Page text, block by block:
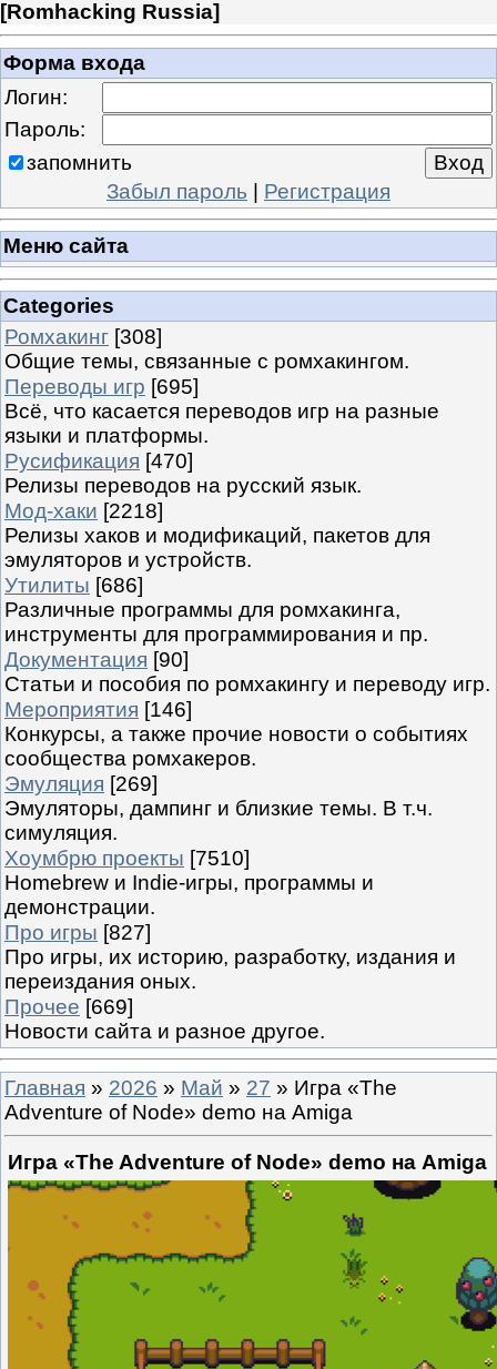
[Romhacking Russia]
Форма входа
Логин:
Пароль:
запомнить
Забыл пароль | Регистрация
Меню сайта
Categories
Ромхакинг [308]
Общие темы, связанные с ромхакингом.
Переводы игр [695]
Всё, что касается переводов игр на разные
языки и платформы.
Русификация [470]
Релизы переводов на русский язык.
Мод-хаки [2218]
Релизы хаков и модификаций, пакетов для
эмуляторов и устройств.
Утилиты [686]
Различные программы для ромхакинга,
инструменты для программирования и пр.
Документация [90]
Статьи и пособия по ромхакингу и переводу игр.
Мероприятия [146]
Конкурсы, а также прочие новости о событиях
сообщества ромхакеров.
Эмуляция [269]
Эмуляторы, дампинг и близкие темы. В т.ч.
симуляция.
Хоумбрю проекты [7510]
Homebrew и Indie-игры, программы и
демонстрации.
Про игры [827]
Про игры, их историю, разработку, издания и
переиздания оных.
Прочее [669]
Новости сайта и разное другое.
Главная » 2026 » Май » 27 » Игра «The
Adventure of Node» demo на Amiga
Игра «The Adventure of Node» demo на Amiga